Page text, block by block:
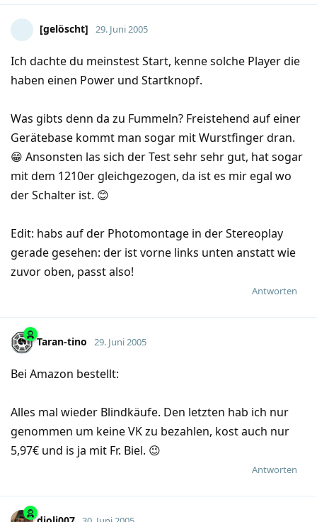
[gelöscht] 29. Juni 2005
Ich dachte du meinstest Start, kenne solche Player die
haben einen Power und Startknopf.
Was gibts denn da zu Fummeln? Freistehend auf einer
Gerätebase kommt man sogar mit Wurstfinger dran.
😁 Ansonsten las sich der Test sehr sehr gut, hat sogar
mit dem 1210er gleichgezogen, da ist es mir egal wo
der Schalter ist. 😊
Edit: habs auf der Photomontage in der Stereoplay
gerade gesehen: der ist vorne links unten anstatt wie
zuvor oben, passt also!
Antworten
Taran-tino 29. Juni 2005
Bei Amazon bestellt:
Alles mal wieder Blindkäufe. Den letzten hab ich nur
genommen um keine VK zu bezahlen, kost auch nur
5,97€ und is ja mit Fr. Biel. 😉
Antworten